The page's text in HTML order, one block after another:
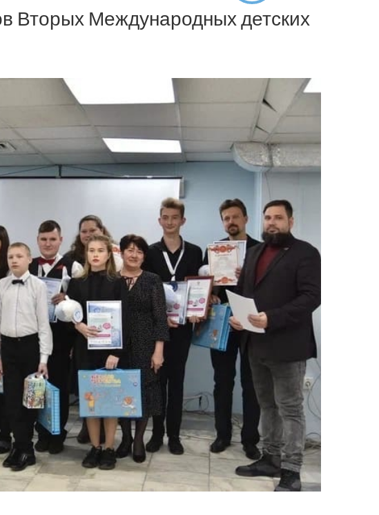
Вторых Международных детских